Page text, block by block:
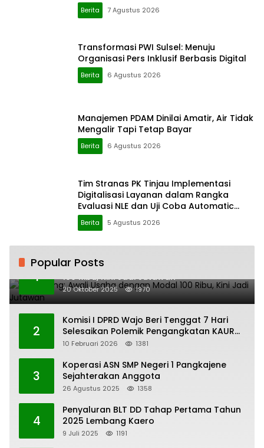
Berita 7 Agustus 2026
Transformasi PWI Sulsel: Menuju
Organisasi Pers Inklusif Berbasis Digital
Berita 6 Agustus 2026
Manajemen PDAM Dinilai Amatir, Air Tidak
Mengalir Tapi Tetap Bayar
Berita 6 Agustus 2026
Tim Stranas PK Tinjau Implementasi
Digitalisasi Layanan dalam Rangka
Evaluasi NLE dan Uji Coba Automatic
Approval SPOG
Berita 5 Agustus 2026
Popular Posts
1
H. Ampang: Awali Usaha dengan Modal
100 Ribu, Kini Jadi Jutawan
20 Oktober 2025 1970
2
Komisi I DPRD Wajo Beri Tenggat 7 Hari
Selesaikan Polemik Pengangkatan KAUR
Keuangan Desa Bau-Bau
10 Februari 2026 1381
3
Koperasi ASN SMP Negeri 1 Pangkajene
Sejahterakan Anggota
26 Agustus 2025 1358
4
Penyaluran BLT DD Tahap Pertama Tahun
2025 Lembang Kaero
9 Juli 2025 1191